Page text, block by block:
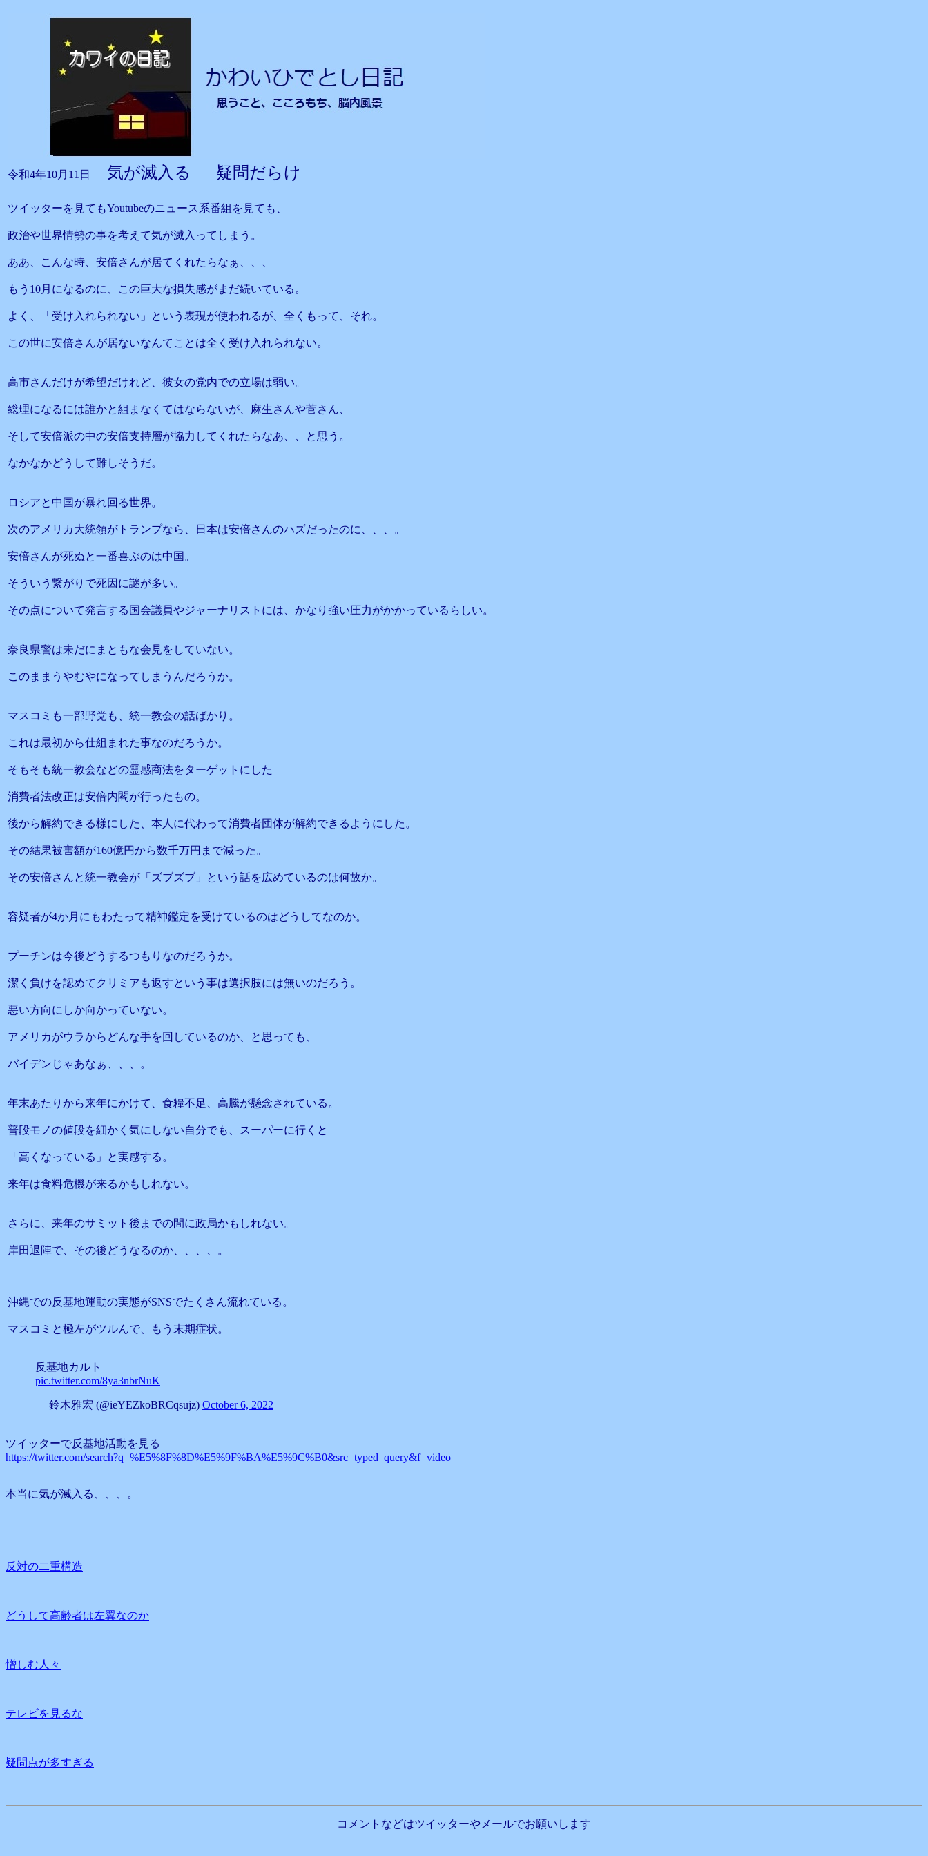
令和4年10月11日 気が滅入る 疑問だらけ
ツイッターを見てもYoutubeのニュース系番組を見ても、
政治や世界情勢の事を考えて気が滅入ってしまう。
ああ、こんな時、安倍さんが居てくれたらなぁ、、、
もう10月になるのに、この巨大な損失感がまだ続いている。
よく、「受け入れられない」という表現が使われるが、全くもって、それ。
この世に安倍さんが居ないなんてことは全く受け入れられない。
高市さんだけが希望だけれど、彼女の党内での立場は弱い。
総理になるには誰かと組まなくてはならないが、麻生さんや菅さん、
そして安倍派の中の安倍支持層が協力してくれたらなあ、、と思う。
なかなかどうして難しそうだ。
ロシアと中国が暴れ回る世界。
次のアメリカ大統領がトランプなら、日本は安倍さんのハズだったのに、、、。
安倍さんが死ぬと一番喜ぶのは中国。
そういう繋がりで死因に謎が多い。
その点について発言する国会議員やジャーナリストには、かなり強い圧力がかかっているらしい。
奈良県警は未だにまともな会見をしていない。
このままうやむやになってしまうんだろうか。
マスコミも一部野党も、統一教会の話ばかり。
これは最初から仕組まれた事なのだろうか。
そもそも統一教会などの霊感商法をターゲットにした
消費者法改正は安倍内閣が行ったもの。
後から解約できる様にした、本人に代わって消費者団体が解約できるようにした。
その結果被害額が160億円から数千万円まで減った。
その安倍さんと統一教会が「ズブズブ」という話を広めているのは何故か。
容疑者が4か月にもわたって精神鑑定を受けているのはどうしてなのか。
プーチンは今後どうするつもりなのだろうか。
潔く負けを認めてクリミアも返すという事は選択肢には無いのだろう。
悪い方向にしか向かっていない。
アメリカがウラからどんな手を回しているのか、と思っても、
バイデンじゃあなぁ、、、。
年末あたりから来年にかけて、食糧不足、高騰が懸念されている。
普段モノの値段を細かく気にしない自分でも、スーパーに行くと
「高くなっている」と実感する。
来年は食料危機が来るかもしれない。
さらに、来年のサミット後までの間に政局かもしれない。
岸田退陣で、その後どうなるのか、、、、。
沖縄での反基地運動の実態がSNSでたくさん流れている。
マスコミと極左がツルんで、もう末期症状。
反基地カルト
pic.twitter.com/8ya3nbrNuK
— 鈴木雅宏 (@ieYEZkoBRCqsujz) October 6, 2022
ツイッターで反基地活動を見る
https://twitter.com/search?q=%E5%8F%8D%E5%9F%BA%E5%9C%B0&src=typed_query&f=video
本当に気が滅入る、、、。
反対の二重構造
どうして高齢者は左翼なのか
憎しむ人々
テレビを見るな
疑問点が多すぎる
コメントなどはツイッターやメールでお願いします